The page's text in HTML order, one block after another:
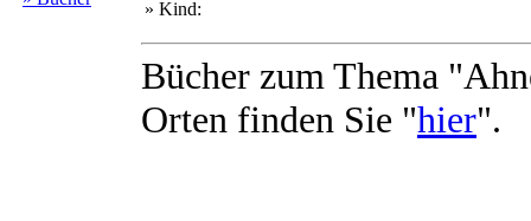
» Kind:
Bücher zum Thema
Orten finden Sie "hier".